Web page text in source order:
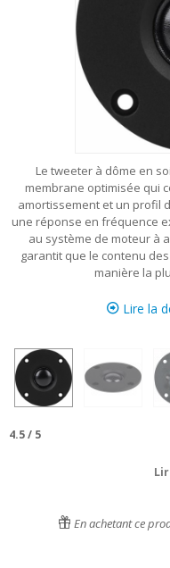
Le tweeter à dôme en
membrane optimisée qui
amortissement et un profil
une réponse en fréquence
au système de moteur à
garantit que le contenu
manière la
Lire la
4.5/ 5
En achetant ce